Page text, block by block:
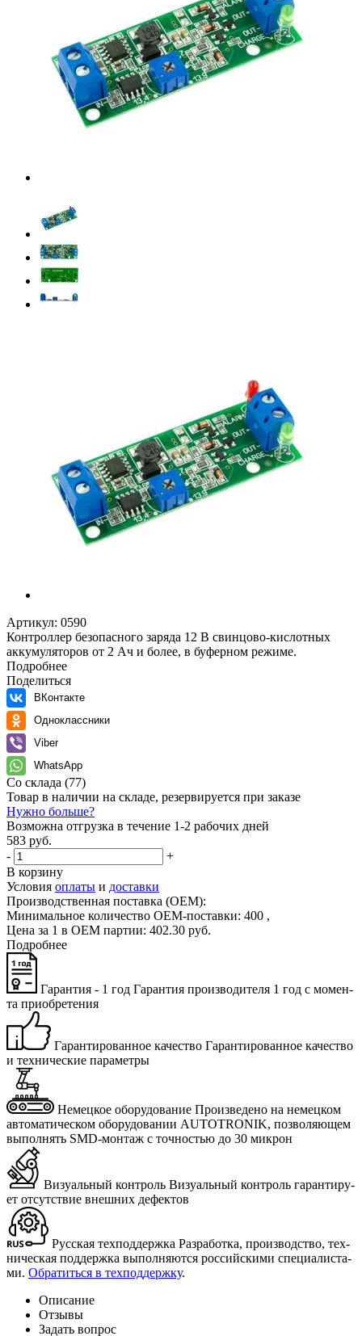
Артикул: 0590
Контроллер безопасного заряда 12 В свинцово-кислотных
аккумуляторов от 2 Aч и более, в буферном режиме.
Подробнее
Поделиться
ВКонтакте
Одноклассники
Viber
WhatsApp
Со склада (77)
Товар в наличии на складе, резервируется при заказе
Нужно больше?
Возможна отгрузка в течение 1-2 рабочих дней
583 руб.
-
+
В корзину
Условия оплаты и доставки
Производственная поставка (OEM):
Минимальное количество OEM-поставки: 400 ,
Цена за 1 в OEM партии: 402.30 руб.
Подробнее
Гарантия - 1 год Га­ран­тия про­из­во­ди­те­ля 1 год с мо­мен­
та при­об­ре­те­ния
Гарантированное качество Га­ран­ти­ро­ван­ное ка­че­ство
и тех­ни­че­ские па­ра­мет­ры
Немецкое оборудование Про­из­ве­де­но на немец­ком
ав­то­ма­ти­че­ском обо­ру­до­ва­нии AUTOTRONIK, поз­во­ля­ю­щем
вы­пол­нять SMD-мон­таж с точ­но­стью до 30 мик­рон
Визуальный контроль Ви­зу­аль­ный кон­троль га­ран­ти­ру­
ет от­сут­ствие внеш­них де­фек­тов
Русская техподдержка Раз­ра­бот­ка, про­из­вод­ство, тех­
ни­че­ская под­держ­ка вы­пол­ня­ют­ся рос­сий­ски­ми спе­ци­а­ли­ста­
ми. Об­ра­тить­ся в тех­под­держ­ку.
Описание
Отзывы
Задать вопрос